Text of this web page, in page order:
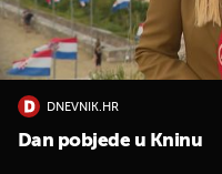
DNEVNIK.HR
Dan pobjede u Kninu